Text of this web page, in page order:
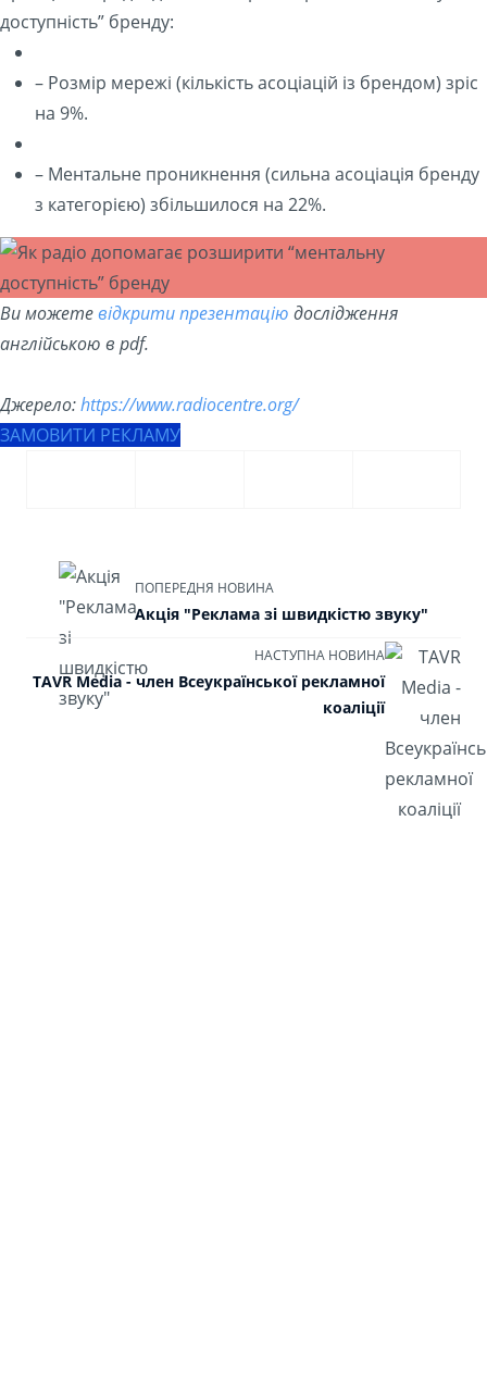
доступність” бренду:
– Розмір мережі (кількість асоціацій із брендом) зріс
на 9%.
– Ментальне проникнення (сильна асоціація бренду
з категорією) збільшилося на 22%.
Ви можетевідкрити презентацію дослідження
англійською в pdf.
Джерело:https://www.radiocentre.org/
ЗАМОВИТИ РЕКЛАМУ
ПОПЕРЕДНЯ НОВИНА
Акція "Реклама зі швидкістю звуку"
НАСТУПНА НОВИНА
TAVR Media - член Всеукраїнської рекламної
коаліції